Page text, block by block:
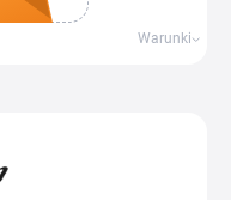
Warunki